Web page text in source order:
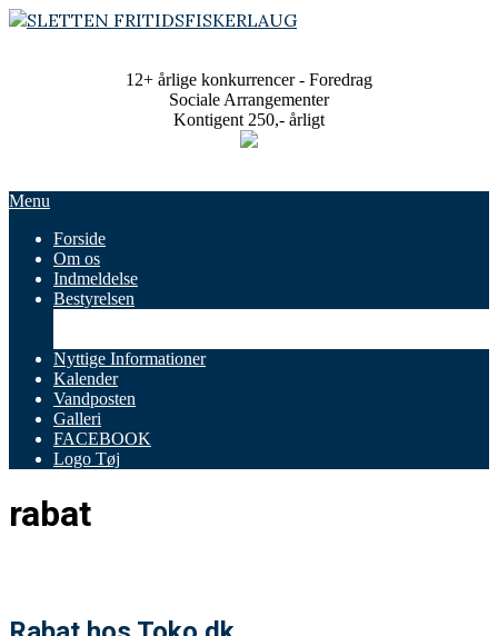
Skip
12+ årlige konkurrencer - Foredrag
Sociale Arrangementer
Kontigent 250,- årligt
Primary
Menu
Menu
Forside
Om os
Indmeldelse
Bestyrelsen
Nyttige Informationer
Kalender
Vandposten
Galleri
FACEBOOK
Logo Tøj
rabat